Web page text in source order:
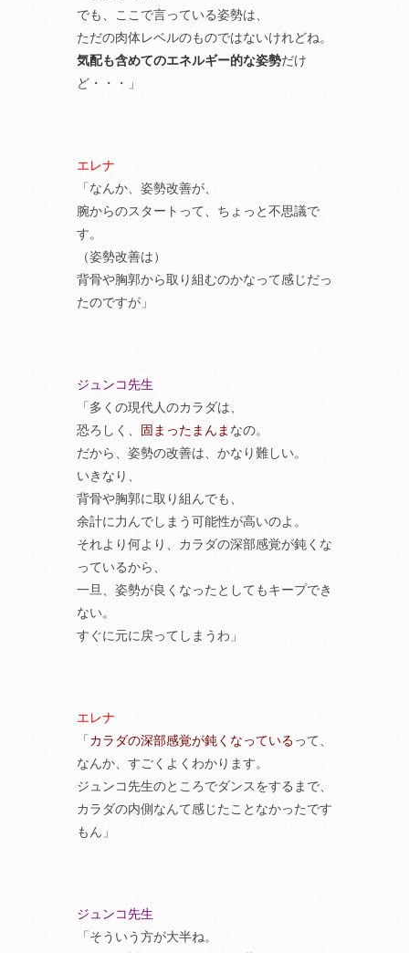
でも、ここで言っている姿勢は、
ただの肉体レベルのものではないけれどね。
気配も含めてのエネルギー的な姿勢だけ
ど・・・」
エレナ
「なんか、姿勢改善が、
腕からのスタートって、ちょっと不思議で
す。
（姿勢改善は）
背骨や胸郭から取り組むのかなって感じだっ
たのですが」
ジュンコ先生
「多くの現代人のカラダは、
恐ろしく、 固まったまんま なの。
だから、姿勢の改善は、かなり難しい。
いきなり、
背骨や胸郭に取り組んでも、
余計に力んでしまう可能性が高いのよ。
それより何より、カラダの深部感覚が鈍くな
っているから、
一旦、姿勢が良くなったとしてもキープでき
ない。
すぐに元に戻ってしまうわ」
エレナ
「カラダの深部感覚が鈍くなっているって、
なんか、すごくよくわかります。
ジュンコ先生のところでダンスをするまで、
カラダの内側なんて感じたことなかったです
もん」
ジュンコ先生
「そういう方が大半ね。